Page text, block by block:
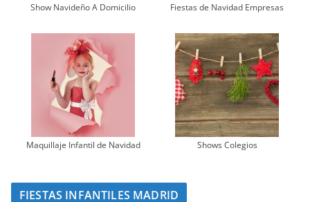
Show Navideño A Domicilio Fiestas de Navidad Empresas
Maquillaje Infantil de Navidad Shows Colegios
FIESTAS INFANTILES MADRID